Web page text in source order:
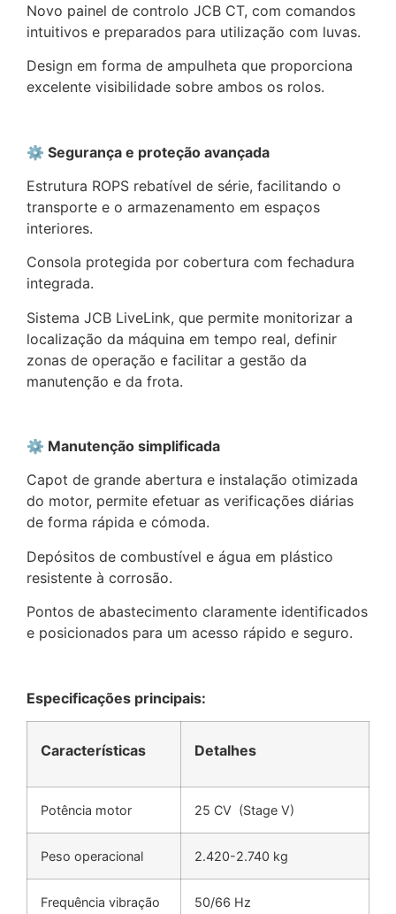
Novo painel de controlo JCB CT, com comandos
intuitivos e preparados para utilização com luvas.
Design em forma de ampulheta que proporciona
excelente visibilidade sobre ambos os rolos.
⚙️ Segurança e proteção avançada
Estrutura ROPS rebatível de série, facilitando o
transporte e o armazenamento em espaços
interiores.
Consola protegida por cobertura com fechadura
integrada.
Sistema JCB LiveLink, que permite monitorizar a
localização da máquina em tempo real, definir
zonas de operação e facilitar a gestão da
manutenção e da frota.
⚙️ Manutenção simplificada
Capot de grande abertura e instalação otimizada
do motor, permite efetuar as verificações diárias
de forma rápida e cómoda.
Depósitos de combustível e água em plástico
resistente à corrosão.
Pontos de abastecimento claramente identificados
e posicionados para um acesso rápido e seguro.
Especificações principais:
Características Detalhes
Potência motor 25 CV (Stage V)
Peso operacional 2.420-2.740 kg
Frequência vibração 50/66 Hz